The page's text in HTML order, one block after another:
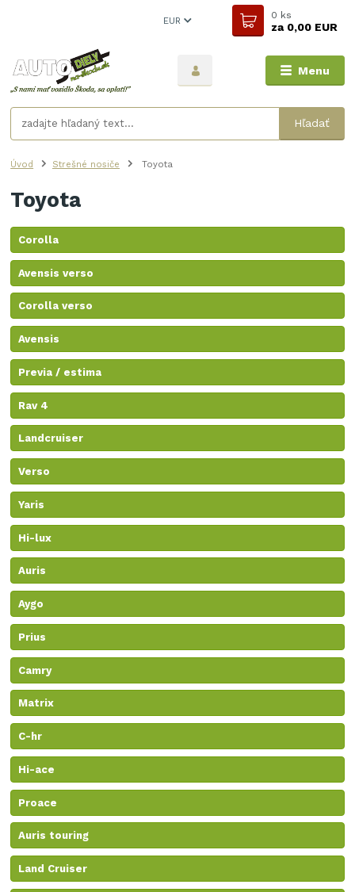
Menu
EUR
Hľadať
0 ks
za0,00 EUR
Úvod Strešné nosiče Toyota
Toyota
Corolla
Avensis verso
Corolla verso
Avensis
Previa / estima
Rav 4
Landcruiser
Verso
Yaris
Hi-lux
Auris
Aygo
Prius
Camry
Matrix
C-hr
Hi-ace
Proace
Auris touring
Land Cruiser